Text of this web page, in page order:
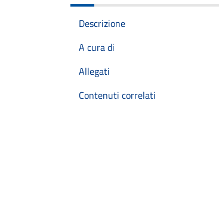
Descrizione
A cura di
Allegati
Contenuti correlati